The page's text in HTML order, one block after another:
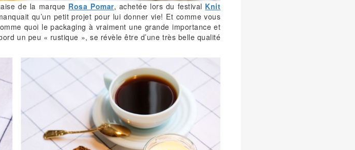
de la marque Rosa Pomar, achetée lors du festival Knit
qu’un petit projet pour lui donner vie! Et comme vous
quoi le packaging à vraiment une grande importance et
un peu « rustique », se révèle être d’une très belle qualité